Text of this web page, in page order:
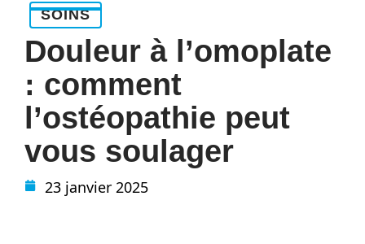
SOINS
Douleur à l’omoplate
: comment
l’ostéopathie peut
vous soulager
23 janvier 2025